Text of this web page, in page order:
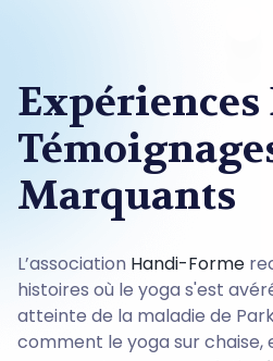
Expériences
Marquants
L’association Handi-Forme
histoires où le yoga s'est
atteinte de la maladie de
comment le yoga sur chaise,